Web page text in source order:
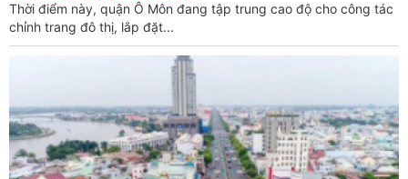
Thời điểm này, quận Ô Môn đang tập trung cao độ cho công tác
chỉnh trang đô thị, lắp đặt...